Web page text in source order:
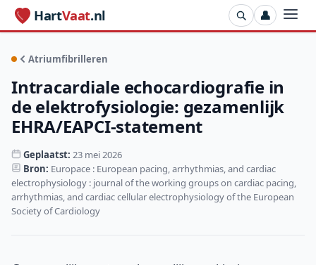
HartVaat.nl 👤
Atriumfibrilleren
Intracardiale echocardiografie in
de elektrofysiologie: gezamenlijk
EHRA/EAPCI-statement
Geplaatst: 23 mei 2026
Bron: Europace : European pacing, arrhythmias, and cardiac
electrophysiology : journal of the working groups on cardiac pacing,
arrhythmias, and cardiac cellular electrophysiology of the European
Society of Cardiology